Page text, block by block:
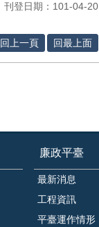
刊登日期：101-04-20
回上一頁 回最上面
廉政平臺
最新消息
工程資訊
平臺運作情形